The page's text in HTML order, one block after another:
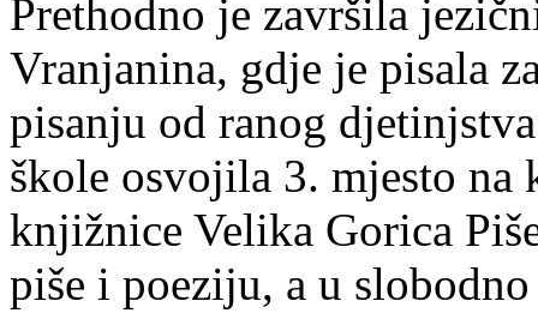
Prethodno je završila
Vranjanina, gdje je pisala
pisanju od ranog
škole osvojila 3. mjesto na
knjižnice Velika Gorica
piše i poeziju, a u